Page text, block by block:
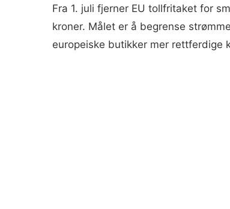
Fra 1. juli fjerner EU tollfritaket for
kroner. Målet er å begrense
europeiske butikker mer rettferdige